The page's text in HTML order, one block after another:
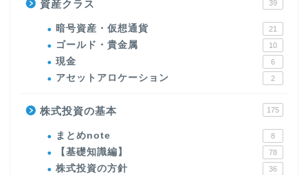
資産クラス 39
暗号資産・仮想通貨 21
ゴールド・貴金属 10
現金 6
アセットアロケーション 2
株式投資の基本 175
まとめnote 8
【基礎知識編】 78
株式投資の方針 36